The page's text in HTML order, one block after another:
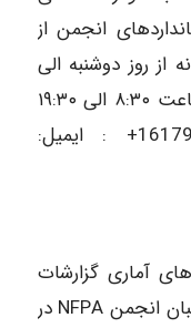
انجمن از
روز دوشنبه الى
جمعه جهت بازدید عموم مردم از ساعت ۸:۳۰ الی ۱۹:۳۰
باز می باشد. تلفن: 16179847445+ : ایمیل:
آماری گزارشات
آتش سوزی را بر عهده داشته و پشتیبان انجمن NFPA در